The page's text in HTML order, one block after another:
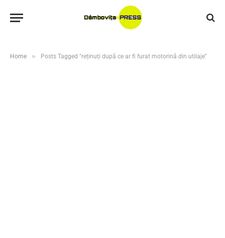
Home » Posts Tagged "reținuți după ce ar fi furat motorină din utilaje"